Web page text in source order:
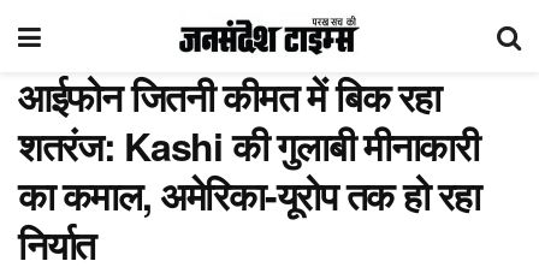
आईफोन जितनी कीमत में बिक रहा
शतरंज: Kashi की गुलाबी मीनाकारी
का कमाल, अमेरिका-यूरोप तक हो रहा
निर्यात